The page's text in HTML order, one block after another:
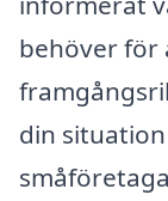
behöver för
din